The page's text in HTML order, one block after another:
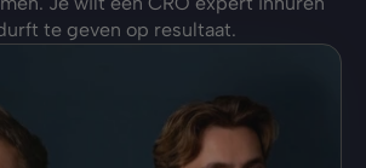
te geven op resultaat.